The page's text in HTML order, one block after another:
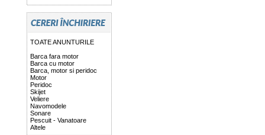
TOATE ANUNTURILE
Barca fara motor
Barca cu motor
Barca, motor si peridoc
Motor
Peridoc
Skijet
Veliere
Navomodele
Sonare
Pescuit - Vanatoare
Altele